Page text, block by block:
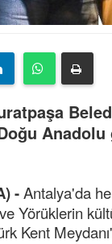
-Antalya'da
Yörüklerin
Kent